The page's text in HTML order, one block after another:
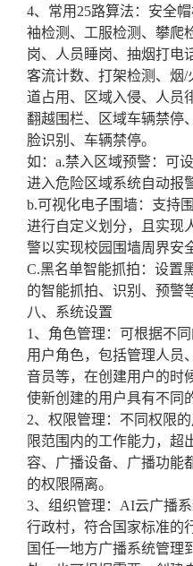
4、常用25路算法：安全
袖检测、工服检测、攀爬
岗、人员睡岗、抽烟打电
客流计数、打架检测、烟
道占用、区域入侵、人员
翻越围栏、区域车辆禁停
脸识别、车辆禁停。
如：a.禁入区域预警：可
进入危险区域系统自动报
b.可视化电子围墙：支持
进行自定义划分，且实现
警以实现校园围墙周界安
C.黑名单智能抓拍：设置
的智能抓拍、识别、预警
八、系统设置
1、角色管理：可根据不
用户角色，包括管理人员
音员等，在创建用户的时
使新创建的用户具有不同
2、权限管理：不同权限
限范围内的工作能力，超
容、广播设备、广播功能
的权限隔离。
3、组织管理：AI云广播
行政村，符合国家标准的
国任一地方广播系统管理